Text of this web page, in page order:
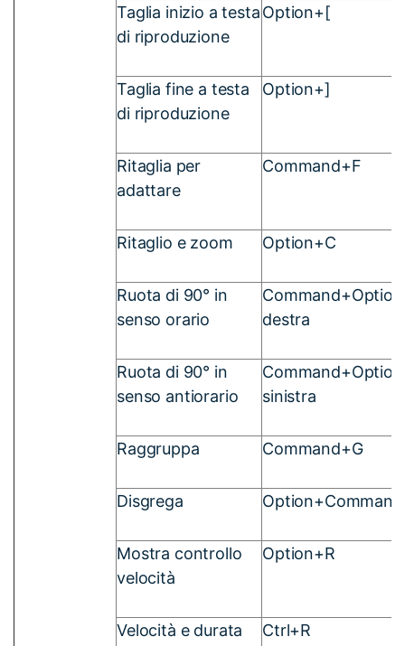
Taglia inizio a testa
di riproduzione
Option+[
Taglia fine a testa
di riproduzione
Option+]
Ritaglia per
adattare
Command+F
Ritaglio e zoom Option+C
Ruota di 90° in
senso orario
destra
Ruota di 90° in
senso antiorario
sinistra
Raggruppa Command+G
Disgrega
Mostra controllo
velocità
Option+R
Velocità e durata Ctrl+R